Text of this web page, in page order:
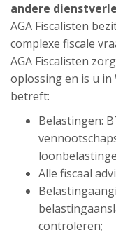
andere
AGA Fiscalisten
complexe fiscale
AGA Fiscalisten
oplossing en is u
betreft:
Belastingen:
Alle fiscaal
controleren;